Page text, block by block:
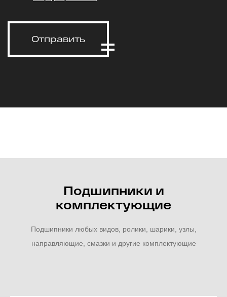
Отправить
Подшипники и
комплектующие
Подшипники любых видов, ролики, шарики, узлы,
направляющие, смазки и другие комплектующие